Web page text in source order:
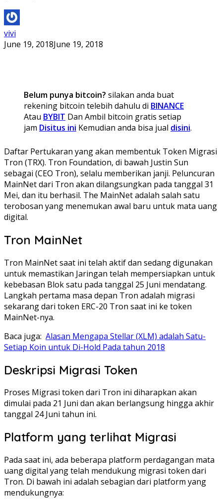
vivi
June 19, 2018June 19, 2018
Belum punya bitcoin? silakan anda buat
rekening bitcoin telebih dahulu di BINANCE
Atau BYBIT Dan Ambil bitcoin gratis setiap
jam Disitus ini Kemudian anda bisa jual disini.
Daftar Pertukaran yang akan membentuk Token Migrasi
Tron (TRX). Tron Foundation, di bawah Justin Sun
sebagai (CEO Tron), selalu memberikan janji. Peluncuran
MainNet dari Tron akan dilangsungkan pada tanggal 31
Mei, dan itu berhasil. The MainNet adalah salah satu
terobosan yang menemukan awal baru untuk mata uang
digital.
Tron MainNet
Tron MainNet saat ini telah aktif dan sedang digunakan
untuk memastikan Jaringan telah mempersiapkan untuk
kebebasan Blok satu pada tanggal 25 Juni mendatang.
Langkah pertama masa depan Tron adalah migrasi
sekarang dari token ERC-20 Tron saat ini ke token
MainNet-nya.
Baca juga: Alasan Mengapa Stellar (XLM) adalah Satu-
Setiap Koin untuk Di-Hold Pada tahun 2018
Deskripsi Migrasi Token
Proses Migrasi token dari Tron ini diharapkan akan
dimulai pada 21 Juni dan akan berlangsung hingga akhir
tanggal 24 Juni tahun ini.
Platform yang terlihat Migrasi
Pada saat ini, ada beberapa platform perdagangan mata
uang digital yang telah mendukung migrasi token dari
Tron. Di bawah ini adalah sebagian dari platform yang
mendukungnya: